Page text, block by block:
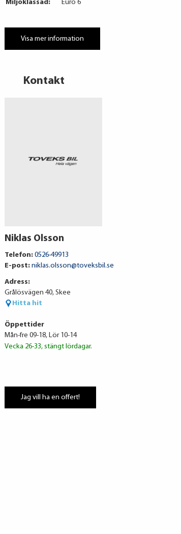
Miljöklassad:
Euro 6
Visa mer information
Kontakt
Niklas Olsson
Telefon: 0526-49913
E-post: niklas.olsson@toveksbil.se
Adress:
Grålösvägen 40, Skee
Hitta hit
Öppettider
Mån-fre 09-18, Lör 10-14
Vecka 26-33, stängt lördagar.
Jag vill ha en offert!